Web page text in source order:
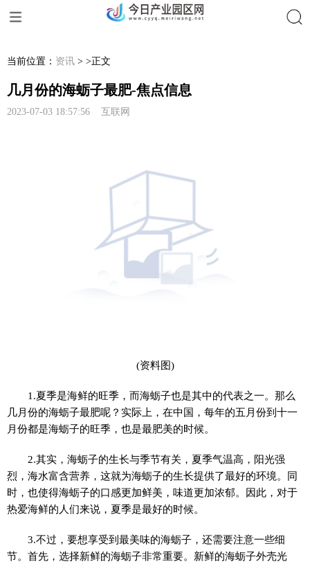
当前位置： 资讯 > >正文
几月份的海蛎子最肥-焦点信息
2023-07-03 18:57:56 互联网
(资料图)
1.夏季是海鲜的旺季，而海蛎子也是其中的代表之一。那么
几月份的海蛎子最肥呢？实际上，在中国，每年的五月份到十一
月份都是海蛎子的旺季，也是最肥美的时候。
2.其实，海蛎子的生长与季节有关，夏季气温高，阳光强
烈，海水富含营养，这就为海蛎子的生长提供了最好的环境。同
时，也使得海蛎子的口感更加鲜美，味道更加浓郁。因此，对于
热爱海鲜的人们来说，夏季是最好的时候。
3.不过，要想享受到最美味的海蛎子，还需要注意一些细
节。首先，选择新鲜的海蛎子非常重要。新鲜的海蛎子外壳光